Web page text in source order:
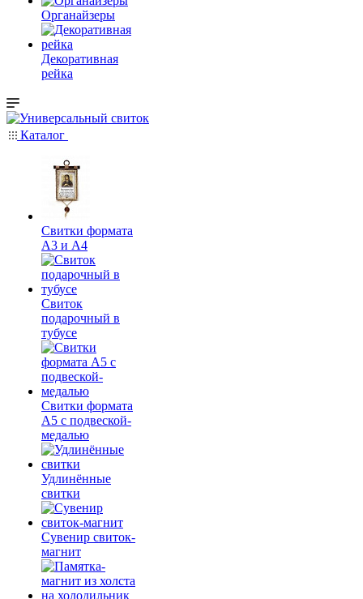
Органайзеры
Декоративная
рейка
Каталог
Свитки формата
А3 и А4
Свиток
подарочный в
тубусе
Свитки формата
А5 с подвеской-
медалью
Удлинённые
свитки
Сувенир свиток-
магнит